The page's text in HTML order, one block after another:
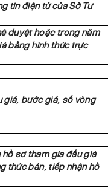
tin điện tử của Sở Tư
duyệt hoặc trong năm
bằng hình thức trực
giá, bước giá, số vòng
sơ tham gia đấu giá
thức bán, tiếp nhận hồ